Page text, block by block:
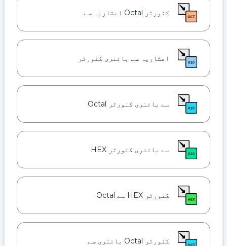
کنورٹر Octal اعشاریہ سے
اعشاریہ سے بائنری کنورٹر
سے بائنری کنورٹر Octal
سے بائنری کنورٹر HEX
کنورٹر HEX سے Octal
کنورٹر Octal بائنری سے